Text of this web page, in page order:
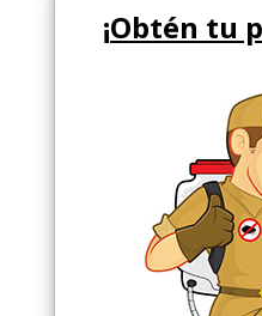
¡Obtén tu